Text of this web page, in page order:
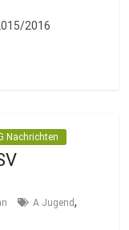
2016
Nachrichten
A Jugend,